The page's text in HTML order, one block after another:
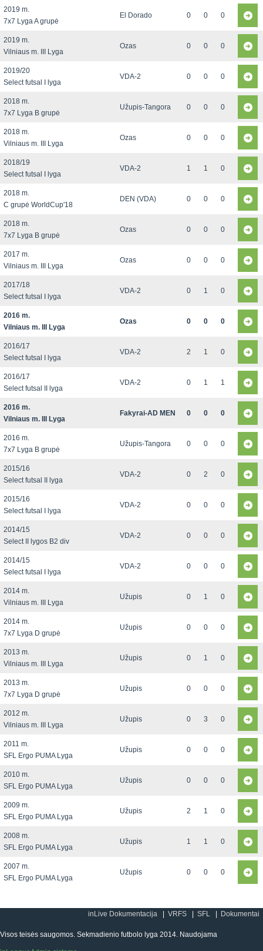
2019 m.
7x7 Lyga A grupė
El Dorado 0 0 0
2019 m.
Vilniaus m. III Lyga
Ozas 0 0 0
2019/20
Select futsal I lyga
VDA-2 0 0 0
2018 m.
7x7 Lyga B grupė
Užupis-Tangora 0 0 0
2018 m.
Vilniaus m. III Lyga
Ozas 0 0 0
2018/19
Select futsal I lyga
VDA-2 1 1 0
2018 m.
C grupė WorldCup'18
DEN (VDA) 0 0 0
2018 m.
7x7 Lyga B grupė
Ozas 0 0 0
2017 m.
Vilniaus m. III Lyga
Ozas 0 0 0
2017/18
Select futsal I lyga
VDA-2 0 1 0
2016 m.
Vilniaus m. III Lyga
Ozas 0 0 0
2016/17
Select futsal I lyga
VDA-2 2 1 0
2016/17
Select futsal II lyga
VDA-2 0 1 1
2016 m.
Vilniaus m. III Lyga
Fakyrai-AD MEN 0 0 0
2016 m.
7x7 Lyga B grupė
Užupis-Tangora 0 0 0
2015/16
Select futsal II lyga
VDA-2 0 2 0
2015/16
Select futsal I lyga
VDA-2 0 0 0
2014/15
Select II lygos B2 div
VDA-2 0 0 0
2014/15
Select futsal I lyga
VDA-2 0 0 0
2014 m.
Vilniaus m. III Lyga
Užupis 0 1 0
2014 m.
7x7 Lyga D grupė
Užupis 0 0 0
2013 m.
Vilniaus m. III Lyga
Užupis 0 1 0
2013 m.
7x7 Lyga D grupė
Užupis 0 0 0
2012 m.
Vilniaus m. III Lyga
Užupis 0 3 0
2011 m.
SFL Ergo PUMA Lyga
Užupis 0 0 0
2010 m.
SFL Ergo PUMA Lyga
Užupis 0 0 0
2009 m.
SFL Ergo PUMA Lyga
Užupis 2 1 0
2008 m.
SFL Ergo PUMA Lyga
Užupis 1 1 0
2007 m.
SFL Ergo PUMA Lyga
Užupis 0 0 0
inLive Dokumentacija VRFS SFL Dokumentai
Visos teisės saugomos. Sekmadienio futbolo lyga 2014. Naudojama